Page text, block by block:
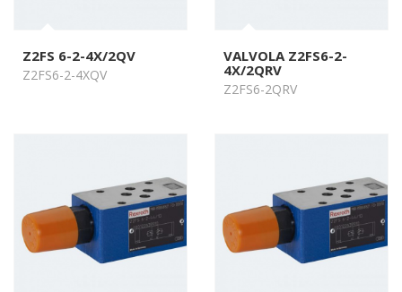
Z2FS 6-2-4X/2QV
Z2FS6-2-4XQV
VALVOLA Z2FS6-2-
4X/2QRV
Z2FS6-2QRV